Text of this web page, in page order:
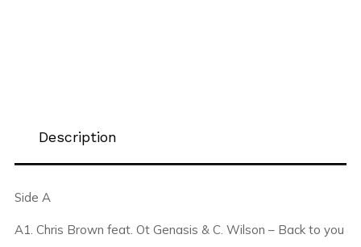
Description
Side A
A1. Chris Brown feat. Ot Genasis & C. Wilson – Back to you